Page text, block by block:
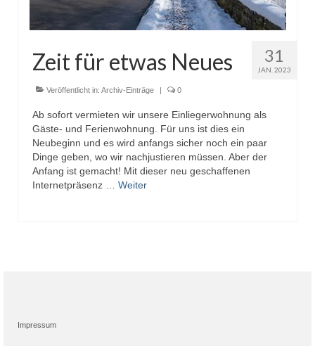
31
JAN. 2023
Zeit für etwas Neues
Veröffentlicht in: Archiv-Einträge | 0
Ab sofort vermieten wir unsere Einliegerwohnung als
Gäste- und Ferienwohnung. Für uns ist dies ein
Neubeginn und es wird anfangs sicher noch ein paar
Dinge geben, wo wir nachjustieren müssen. Aber der
Anfang ist gemacht! Mit dieser neu geschaffenen
Internetpräsenz … Weiter
Impressum